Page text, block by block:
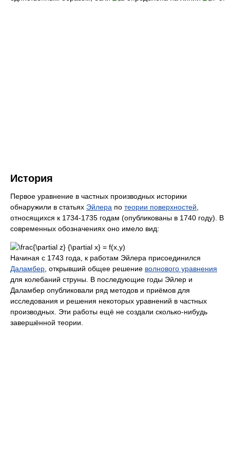
История
Первое уравнение в частных производных историки
обнаружили в статьях Эйлера по теории поверхностей
относящихся к 1734-1735 годам (опубликованы в 1740 году). В
современных обозначениях оно имело вид:
Начиная с 1743 года, к работам Эйлера присоединился
Даламбер , открывший общее решение волнового уравнения
для колебаний струны. В последующие годы Эйлер и
Даламбер опубликовали ряд методов и приёмов для
исследования и решения некоторых уравнений в частных
производных. Эти работы ещё не создали сколько-нибудь
завершённой теории.